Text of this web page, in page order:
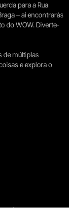
para a Rua
– aí encontrarás
do WOW. Diverte-
de múltiplas
e explora o